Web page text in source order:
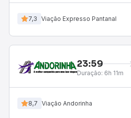
7,3 Viação Expresso Pantanal
23:59
Duração: 6h 11m
8,7 Viação Andorinha